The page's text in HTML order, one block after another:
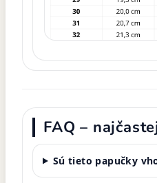
FAQ –
Sú tieto papučky